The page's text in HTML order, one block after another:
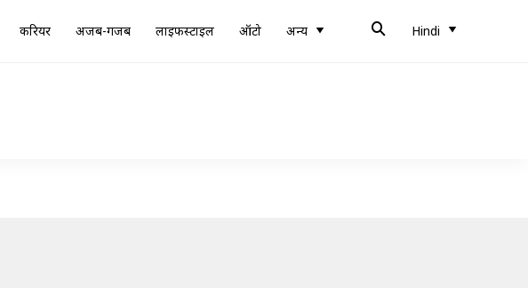
करियर अजब-गजब लाइफस्टाइल ऑटो अन्य Hindi